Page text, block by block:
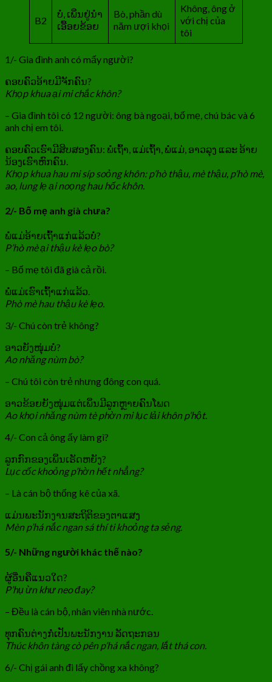
B2
ບໍ່, ເພິ່ນຢູ່ນຳ
ເອື້ອຍຂ້ອຍ
Bò, phần dù
năm ượi khọi
Không, ông ở
với chị của
tôi
1/- Gia đình anh có mấy người?
ຄອບຄົວອ້າຍມີຈັກຄົນ?
Khọp khua ại mi chắc khôn?
– Gia đình tôi có 12 người: ông bà ngoại, bố mẹ, chú bác và 6
anh chị em tôi.
ຄອບຄົວເຮົາມີສິບສອງຄົນ: ພໍ່ເຖົ້າ, ແມ່ເຖົ້າ, ພໍ່ແມ່, ອາວລຸງ ແລະ ອ້າຍ
ນ້ອງເຮົາຫົກຄົນ.
Khọp khua hau mi síp soỏng khôn: p’hò thậu, mè thậu, p’hò mè,
ao, lung lẹ ại noọng hau hốc khôn.
2/- Bố mẹ anh già chưa?
ພໍ່ແມ່ອ້າຍເຖົ້າແກ່ແລ້ວບໍ່?
P’hò mè ại thậu kè lẹo bò?
– Bố mẹ tôi đã già cả rồi.
ພໍ່ແມ່ເຮົາເຖົ້າແກ່ແລ້ວ.
Phò mè hau thậu kè lẹo.
3/- Chú còn trẻ không?
ອາວຍັງໜຸ່ມບໍ່?
Ao nhăng nùm bò?
– Chú tôi còn trẻ nhưng đông con quá.
ອາວຂ້ອຍຍັງໜຸ່ມແຕ່ເພິ່ນມີລູກຫຼາຍຄົນໂພດ
Ao khọi nhăng nùm tè phờn mi lục lải khôn p’hột.
4/- Con cả ông ấy làm gì?
ລູກກົກຂອງເພິ່ນເຣັດຫຍັງ?
Lục cốc khoỏng p’hờn hết nhẳng?
– Là cán bộ thống kê của xã.
ແມ່ນພະນັກງານສະຖິຕິຂອງຕາແສງ
Mèn p’há nắc ngan sá thí ti khoỏng ta sẻng.
5/- Những người khác thế nào?
ຜູ້ອື່ນຄືແນວໃດ?
P’hụ ừn khư neo đay?
– Đều là cán bộ, nhân viên nhà nước.
ທຸກຄົນຕ່າງກໍ່ເປັນພະນັກງານ ລັດຖະກອນ
Thúc khôn tàng cò pên p’há nắc ngan, lắt thá con.
6/- Chị gái anh đi lấy chồng xa không?